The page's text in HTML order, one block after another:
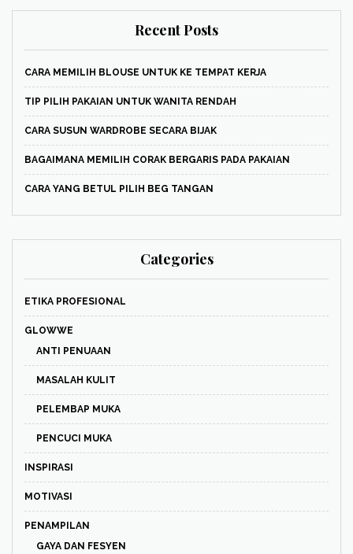
Recent Posts
CARA MEMILIH BLOUSE UNTUK KE TEMPAT KERJA
TIP PILIH PAKAIAN UNTUK WANITA RENDAH
CARA SUSUN WARDROBE SECARA BIJAK
BAGAIMANA MEMILIH CORAK BERGARIS PADA PAKAIAN
CARA YANG BETUL PILIH BEG TANGAN
Categories
ETIKA PROFESIONAL
GLOWWE
ANTI PENUAAN
MASALAH KULIT
PELEMBAP MUKA
PENCUCI MUKA
INSPIRASI
MOTIVASI
PENAMPILAN
GAYA DAN FESYEN